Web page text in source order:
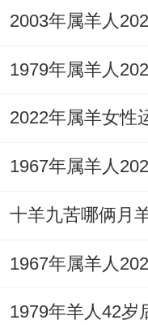
十羊九苦哪俩月
1979年羊人42岁